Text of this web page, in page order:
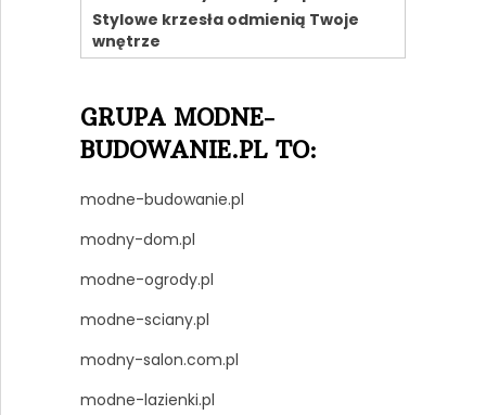
Stylowe krzesła odmienią Twoje
wnętrze
GRUPA MODNE-
BUDOWANIE.PL TO:
modne-budowanie.pl
modny-dom.pl
modne-ogrody.pl
modne-sciany.pl
modny-salon.com.pl
modne-lazienki.pl